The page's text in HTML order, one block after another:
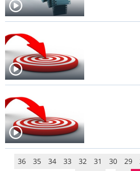
29
30
31
32
33
34
35
36